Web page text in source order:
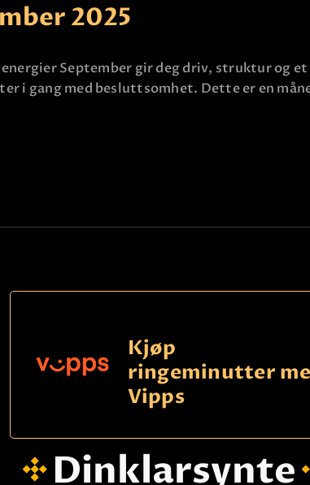
2025
September gir deg driv, struktur og
i gang med besluttsomhet. Dette er en
Kjøp
ringeminutter
Vipps
Dinklarsynte